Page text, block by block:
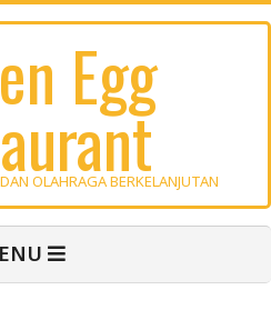
Egg
OLAHRAGA BERKELANJUTAN